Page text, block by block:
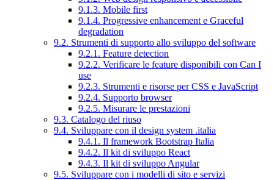
9.1.3. Mobile first
9.1.4. Progressive enhancement e Graceful
degradation
9.2. Strumenti di supporto allo sviluppo del software
9.2.1. Feature detection
9.2.2. Verificare le feature disponibili con Can I
use
9.2.3. Strumenti e risorse per CSS e JavaScript
9.2.4. Supporto browser
9.2.5. Misurare le prestazioni
9.3. Catalogo del riuso
9.4. Sviluppare con il design system .italia
9.4.1. Il framework Bootstrap Italia
9.4.2. Il kit di sviluppo React
9.4.3. Il kit di sviluppo Angular
9.5. Sviluppare con i modelli di sito e servizi